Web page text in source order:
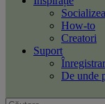
How-to
Creatori
Suport
De unde